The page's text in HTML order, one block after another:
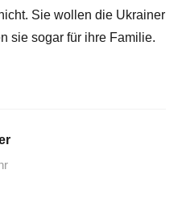
Sie wollen die Ukrainer
sie sogar für ihre Familie.